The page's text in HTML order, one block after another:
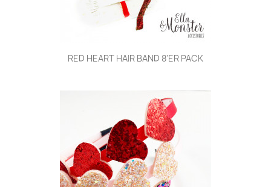
RED HEART HAIR BAND 8'ER PACK